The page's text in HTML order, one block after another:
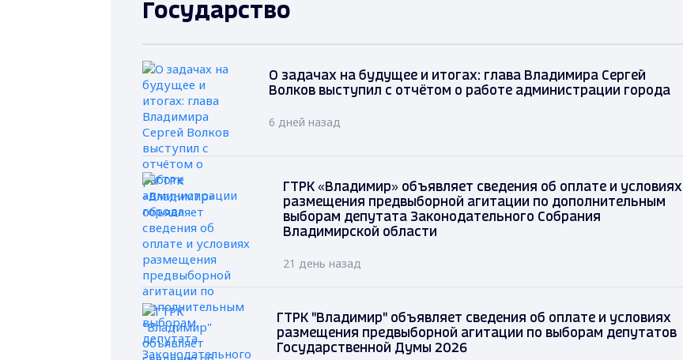
Государство
О задачах на будущее и итогах: глава Владимира Сергей
Волков выступил с отчётом о работе администрации города
6 дней назад
ГТРК «Владимир» объявляет сведения об оплате и условиях
размещения предвыборной агитации по дополнительным
выборам депутата Законодательного Собрания
Владимирской области
21 день назад
ГТРК "Владимир" объявляет сведения об оплате и условиях
размещения предвыборной агитации по выборам депутатов
Государственной Думы 2026